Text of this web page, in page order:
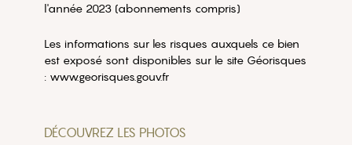
l'année 2023 (abonnements compris)
Les informations sur les risques auxquels ce bien
est exposé sont disponibles sur le site Géorisques
: www.georisques.gouv.fr
DÉCOUVREZ LES PHOTOS